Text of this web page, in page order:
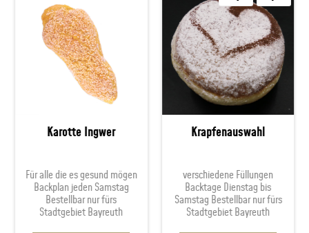
Karotte Ingwer
Für alle die es gesund mögen
Backplan jeden Samstag
Bestellbar nur fürs
Stadtgebiet Bayreuth
Krapfenauswahl
verschiedene Füllungen
Backtage Dienstag bis
Samstag Bestellbar nur fürs
Stadtgebiet Bayreuth